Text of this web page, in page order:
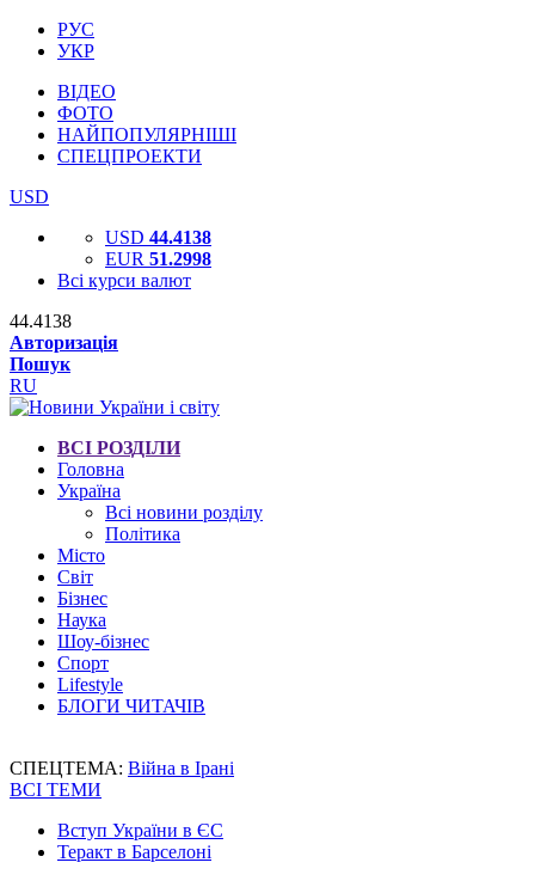
РУС
УКР
ВІДЕО
ФОТО
НАЙПОПУЛЯРНІШІ
СПЕЦПРОЕКТИ
USD
USD 44.4138
EUR 51.2998
Всі курси валют
44.4138
Авторизація
Пошук
RU
ВСІ РОЗДІЛИ
Головна
Україна
Всі новини розділу
Політика
Місто
Світ
Бізнес
Наука
Шоу-бізнес
Спорт
Lifestyle
БЛОГИ ЧИТАЧІВ
СПЕЦТЕМА: Війна в Ірані
ВСІ ТЕМИ
Вступ України в ЄС
Теракт в Барселоні